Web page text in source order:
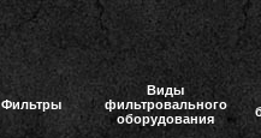
Фильтры
Виды
фильтровального
оборудования